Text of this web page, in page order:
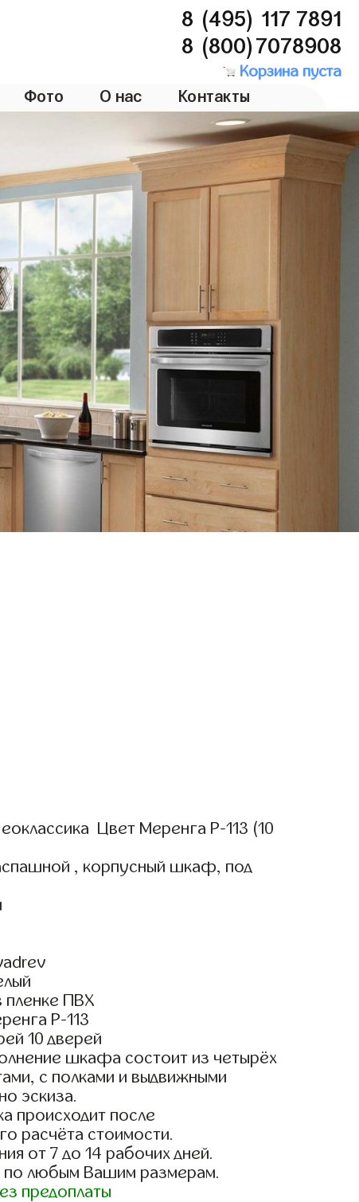
8 (495) 117 7891
8 (800)7078908
Корзина пуста
Фото О нас Контакты
Цвет Меренга Р-113 (10
, корпусный шкаф, под
ПВХ
Р-113
10 дверей
шкафа состоит из четырёх
с полками и выдвижными
эскиза.
происходит после
расчёта стоимости.
от 7 до 14 рабочих дней.
по любым Вашим размерам.
предоплаты